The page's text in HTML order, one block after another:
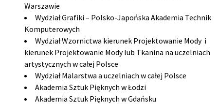
Warszawie
Wydział Grafiki – Polsko-Japońska Akademia Technik
Komputerowych
Wydział Wzornictwa kierunek Projektowanie Mody i
kierunek Projektowanie Mody lub Tkanina na uczelniach
artystycznych w całej Polsce
Wydział Malarstwa a uczelniach w całej Polsce
Akademia Sztuk Pięknych w Łodzi
Akademia Sztuk Pięknych w Gdańsku